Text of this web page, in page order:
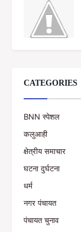
CATEGORIES
BNN स्पेशल
कलुआही
क्षेत्रीय समाचार
घटना दुर्घटना
धर्म
नगर पंचायत
पंचायत चुनाव